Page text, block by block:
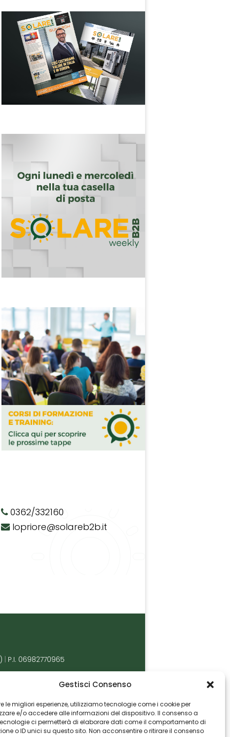
Gestisci Consenso
le migliori esperienze, utilizziamo tecnologie come i cookie per
e/o accedere alle informazioni del dispositivo. Il consenso a
ci permetterà di elaborare dati come il comportamento di
o ID unici su questo sito. Non acconsentire o ritirare il consenso
0362/332160
lopriore@solareb2b.it
P.I. 06982770965